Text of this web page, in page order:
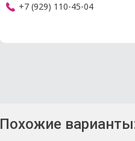
+7 (929) 110-45-04
Похожие